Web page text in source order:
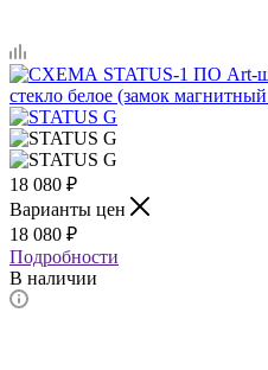
18 080 ₽
Варианты цен
18 080 ₽
Подробности
В наличии